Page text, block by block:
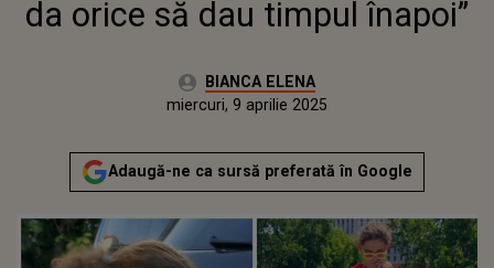
da orice să dau timpul înapoi”
Autor:BIANCA ELENA
Actualizat:
miercuri, 9 aprilie 2025
Adaugă-ne ca sursă preferată în Google